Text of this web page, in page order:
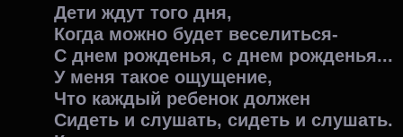
Дети ждут того дня,
Когда можно будет веселиться-
С днем рожденья, с днем рожденья...
У меня такое ощущение,
Что каждый ребенок должен
Сидеть и слушать, сидеть и слушать.